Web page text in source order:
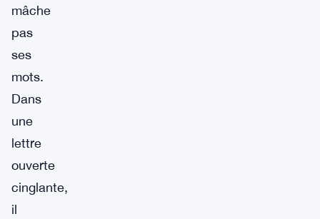
mâche
pas
ses
mots.
Dans
une
lettre
ouverte
cinglante,
il